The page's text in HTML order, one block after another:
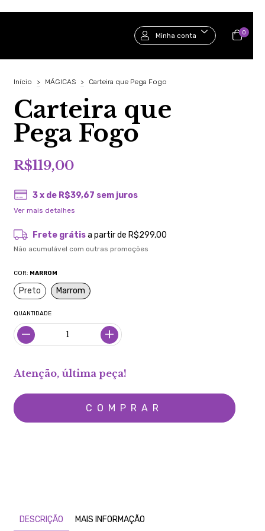
Minha conta 0
Início > MÁGICAS > Carteira que Pega Fogo
Carteira que
Pega Fogo
R$119,00
3x de R$39,67 sem juros
Ver mais detalhes
Frete grátisa partir de R$299,00
Não acumulável com outras promoções
COR: MARROM
Preto Marrom
QUANTIDADE
Atenção, última peça!
DESCRIÇÃO MAIS INFORMAÇÃO